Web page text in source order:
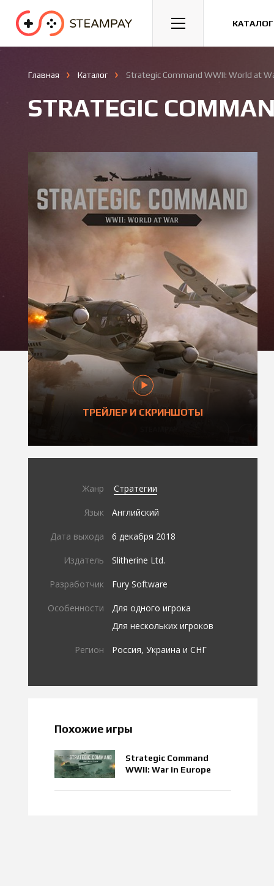
Спорт Гонки Казуальные
Главная Каталог Strategic Command WWII: World at
STRATEGIC
ТРЕЙЛЕР И СКРИНШОТЫ
Жанр Стратегии
Язык Английский
Дата выхода 6 декабря 2018
Издатель Slitherine Ltd.
Разработчик Fury Software
Особенности
Для одного игрока
Для нескольких игроков
Регион Россия, Украина и СНГ
Похожие игры
Strategic Command
WWII: War in Europe